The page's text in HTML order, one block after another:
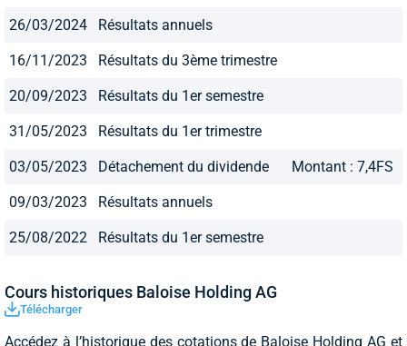
26/03/2024 Résultats annuels
16/11/2023 Résultats du 3ème trimestre
20/09/2023 Résultats du 1er semestre
31/05/2023 Résultats du 1er trimestre
03/05/2023 Détachement du dividende Montant : 7,4FS
09/03/2023 Résultats annuels
25/08/2022 Résultats du 1er semestre
Cours historiques Baloise Holding AG
Télécharger
Accédez à l’historique des cotations de Baloise Holding AG et